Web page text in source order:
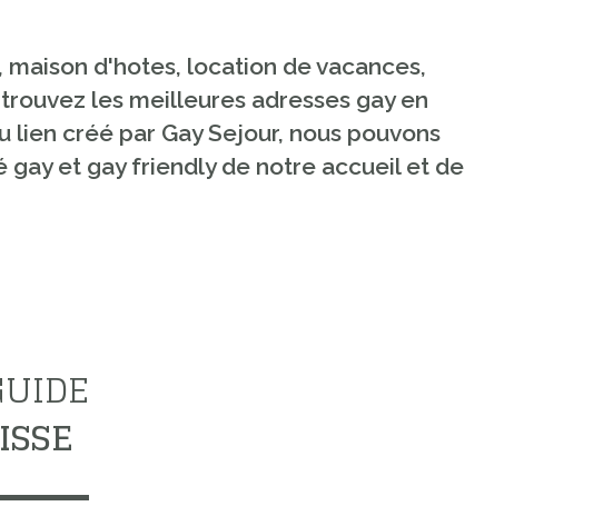
d'hotes, location de vacances,
les meilleures adresses gay en
créé par Gay Sejour, nous pouvons
et gay friendly de notre accueil et de